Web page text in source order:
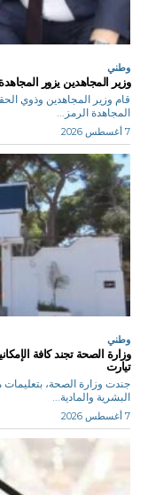
وطني
وزير المجاهدين يزور
قام وزير المجاهدين وذوي
المجاهدة الرمز...
7 أغسطس 2026
وطني
وزارة الصحة تجند كافة
تيارت
جندت وزارة الصحة،
البشرية والمادية...
7 أغسطس 2026